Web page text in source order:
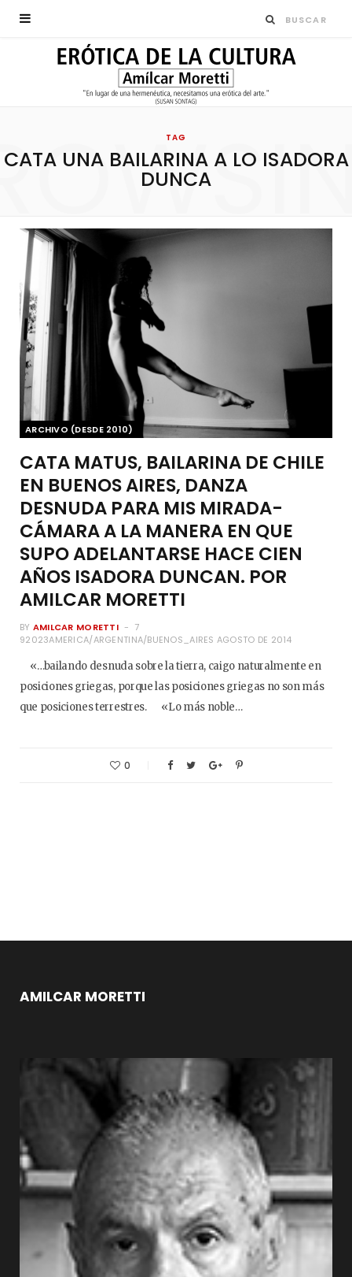
TAG
CATA UNA BAILARINA A LO ISADORA
DUNCA
ARCHIVO (DESDE 2010)
CATA MATUS, BAILARINA DE CHILE
EN BUENOS AIRES, DANZA
DESNUDA PARA MIS MIRADA-
CÁMARA A LA MANERA EN QUE
SUPO ADELANTARSE HACE CIEN
AÑOS ISADORA DUNCAN. POR
AMILCAR MORETTI
BY AMILCAR MORETTI
7
92023AMERICA/ARGENTINA/BUENOS_AIRES AGOSTO DE 2014
«…bailando desnuda sobre la tierra, caigo naturalmente en
posiciones griegas, porque las posiciones griegas no son más
que posiciones terrestres. «Lo más noble…
0
AMILCAR MORETTI